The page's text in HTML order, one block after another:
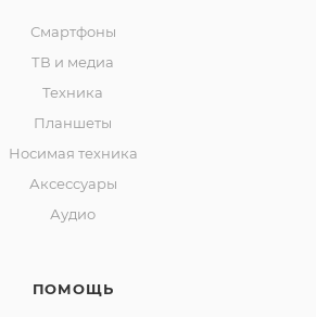
Смартфоны
ТВ и медиа
Техника
Планшеты
Носимая техника
Аксессуары
Аудио
ПОМОЩЬ